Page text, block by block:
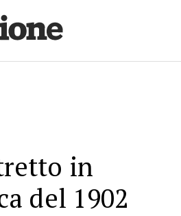
in
del 1902